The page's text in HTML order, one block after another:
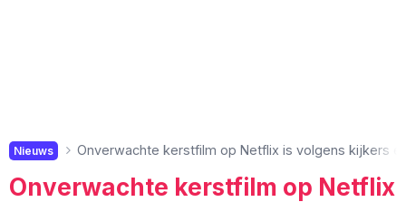
Nieuws Onverwachte kerstfilm op Netflix is volgens kijkers
Onverwachte kerstfilm op Netflix